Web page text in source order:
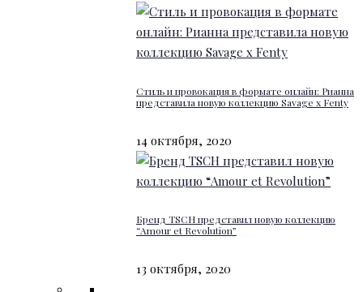
Стиль и провокация в формате онлайн: Рианна
представила новую коллекцию Savage x Fenty
14 октября, 2020
Бренд TSCH представил новую коллекцию
“Amour et Revolution”
13 октября, 2020